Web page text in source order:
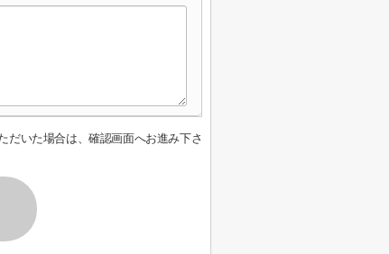
だいた場合は、確認画面へお進み下さ